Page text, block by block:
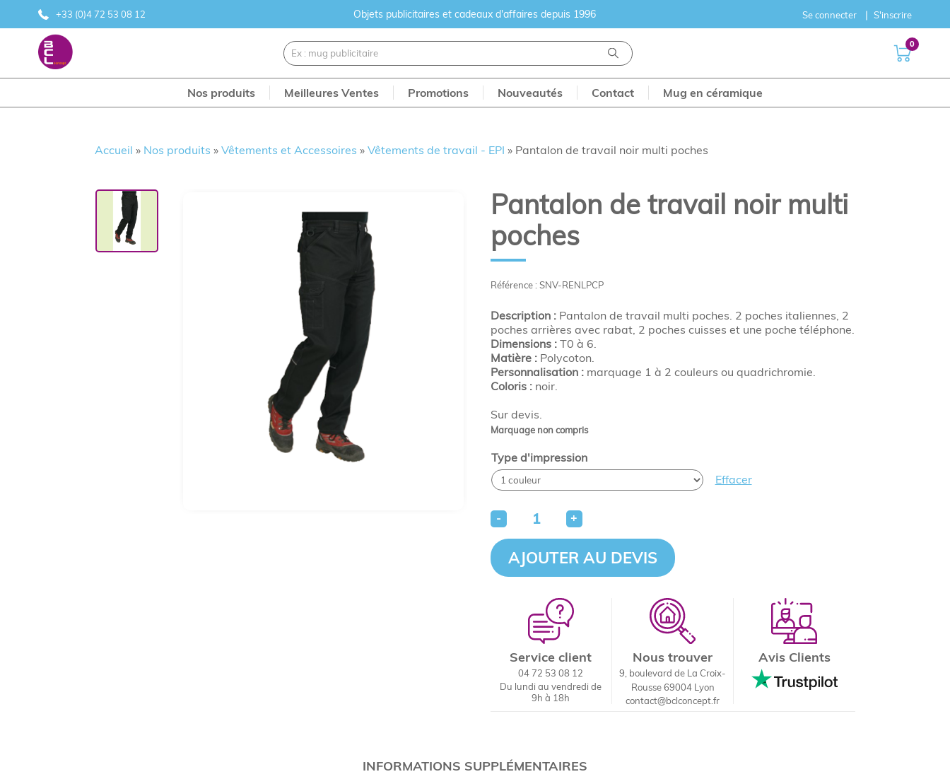
+33 (0)4 72 53 08 12 Objets publicitaires et cadeaux d'affaires depuis 1996 Se connecter S'inscrire
0
Nos produits Meilleures Ventes Promotions Nouveautés Contact Mug en céramique
Accueil » Nos produits »Vêtements et Accessoires »Vêtements de travail - EPI » Pantalon de travail noir multi poches
Référence : SNV-RENLPCP
Sur devis.
Marquage non compris
Pantalon de travail noir multi
poches
Description :Pantalon de travail multi poches. 2 poches italiennes, 2
poches arrières avec rabat, 2 poches cuisses et une poche téléphone.
Dimensions :T0 à 6.
Matière :Polycoton.
Personnalisation : marquage 1 à 2 couleurs ou quadrichromie.
Coloris :noir.
Type d'impression
Effacer
- +
AJOUTER AU DEVIS
Service client
04 72 53 08 12
Du lundi au vendredi de
9h à 18h
Nous trouver
9, boulevard de La Croix-
Rousse 69004 Lyon
contact@bclconcept.fr
Avis Clients
INFORMATIONS SUPPLÉMENTAIRES